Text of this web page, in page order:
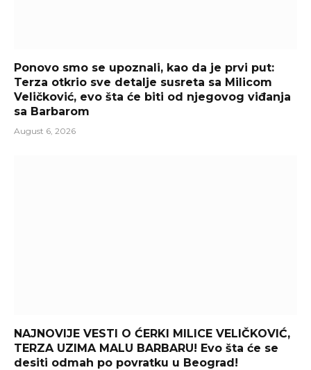
Ponovo smo se upoznali, kao da je prvi put:
Terza otkrio sve detalje susreta sa Milicom
Veličković, evo šta će biti od njegovog viđanja
sa Barbarom
August 6, 2026
NAJNOVIJE VESTI O ĆERKI MILICE VELIČKOVIĆ,
TERZA UZIMA MALU BARBARU! Evo šta će se
desiti odmah po povratku u Beograd!